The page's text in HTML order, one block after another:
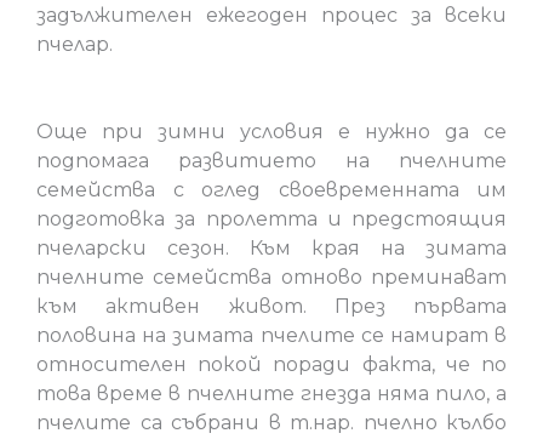
задължителен ежегоден процес за всеки
пчелар.
Още при зимни условия е нужно да се
подпомага развитието на пчелните
семейства с оглед своевременната им
подготовка за пролетта и предстоящия
пчеларски сезон. Към края на зимата
пчелните семейства отново преминават
към активен живот. През първата
половина на зимата пчелите се намират в
относителен покой поради факта, че по
това време в пчелните гнезда няма пило, а
пчелите са събрани в т.нар. пчелно кълбо